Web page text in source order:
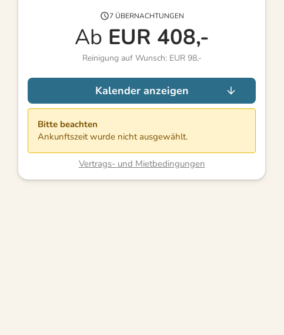
7 ÜBERNACHTUNGEN
Ab EUR 408,-
Reinigung auf Wunsch: EUR 98,-
Kalender anzeigen
Bitte beachten
Ankunftszeit wurde nicht ausgewählt.
Vertrags- und Mietbedingungen